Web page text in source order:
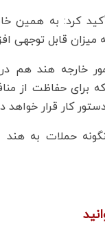
کرد: به همین
میزان قابل توجهی
خارجه هند هم
برای حفاظت از
کار قرار خواهد
حملات به